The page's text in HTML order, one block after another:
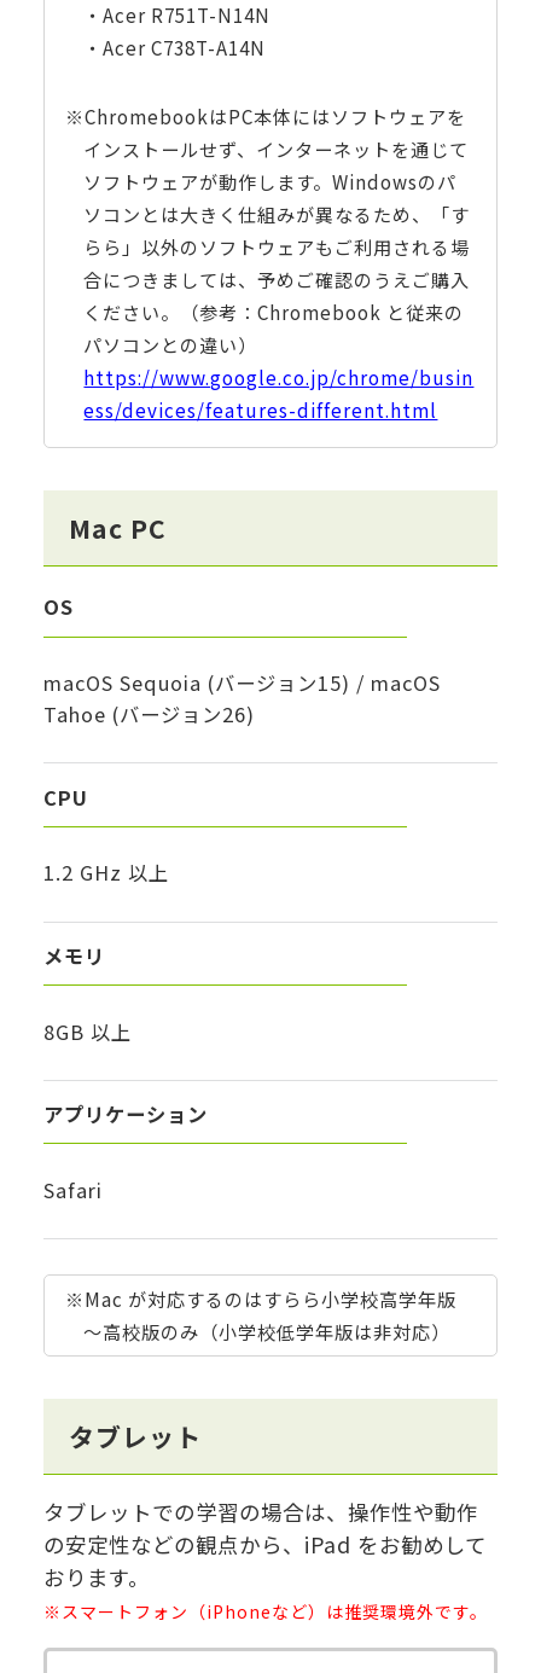
・Acer R751T-N14N
・Acer C738T-A14N
※ChromebookはPC本体にはソフトウェアを
インストールせず、インターネットを通じて
ソフトウェアが動作します。Windowsのパ
ソコンとは大きく仕組みが異なるため、「す
らら」以外のソフトウェアもご利用される場
合につきましては、予めご確認のうえご購入
ください。（参考：Chromebook と従来の
パソコンとの違い）
https://www.google.co.jp/chrome/busin
ess/devices/features-different.html
Mac PC
OS
macOS Sequoia (バージョン15) / macOS
Tahoe (バージョン26)
CPU
1.2 GHz 以上
メモリ
8GB 以上
アプリケーション
Safari
※Mac が対応するのはすらら小学校高学年版
～高校版のみ（小学校低学年版は非対応）
タブレット
タブレットでの学習の場合は、操作性や動作
の安定性などの観点から、iPad をお勧めして
おります。
※スマートフォン（iPhoneなど）は推奨環境外です。